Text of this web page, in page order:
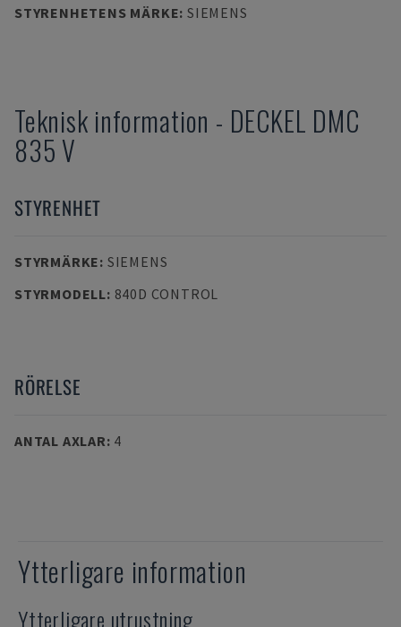
STYRENHETENS MÄRKE: SIEMENS
Teknisk information - DECKEL DMC
835 V
STYRENHET
STYRMÄRKE: SIEMENS
STYRMODELL: 840D CONTROL
RÖRELSE
ANTAL AXLAR: 4
Ytterligare information
Ytterligare utrustning